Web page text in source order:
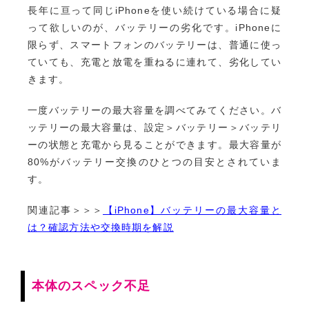
長年に亘って同じiPhoneを使い続けている場合に疑
って欲しいのが、バッテリーの劣化です。iPhoneに
限らず、スマートフォンのバッテリーは、普通に使っ
ていても、充電と放電を重ねるに連れて、劣化してい
きます。
一度バッテリーの最大容量を調べてみてください。バ
ッテリーの最大容量は、設定＞バッテリー＞バッテリ
ーの状態と充電から見ることができます。最大容量が
80%がバッテリー交換のひとつの目安とされていま
す。
関連記事＞＞＞
【iPhone】バッテリーの最大容量と
は？確認方法や交換時期を解説
本体のスペック不足